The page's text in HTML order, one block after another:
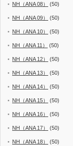
NH（ANA 08） (50)
NH（ANA 09） (50)
NH（ANA 10） (50)
NH（ANA 11） (50)
NH（ANA 12） (50)
NH（ANA 13） (50)
NH（ANA 14） (50)
NH（ANA 15） (50)
NH（ANA 16） (50)
NH（ANA 17） (50)
NH（ANA 18） (50)